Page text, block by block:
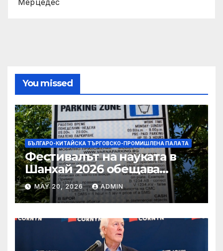
You missed
БЪЛГАРО-КИТАЙСКА ТЪРГОВСКО-ПРОМИШЛЕНА ПАЛAТА
Фестивалът на науката в
Шанхай 2026 обещава
вълнуващи научно-
технологични иновации
MAY 20, 2026 ADMIN